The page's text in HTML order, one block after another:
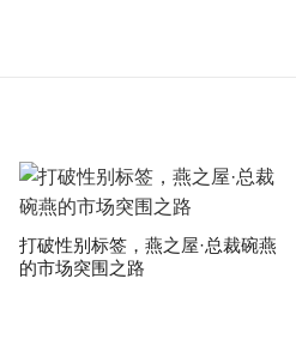
打破性别标签，燕之屋·总裁碗燕
的市场突围之路